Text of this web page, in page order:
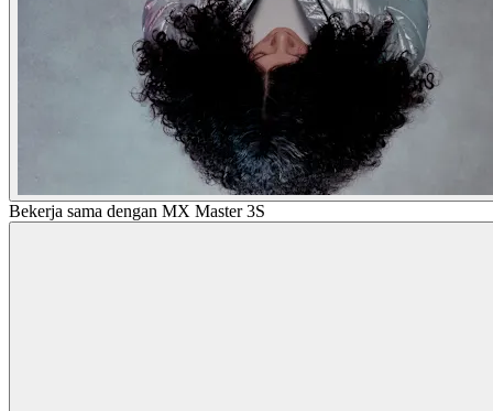
Bekerja sama dengan MX Master 3S